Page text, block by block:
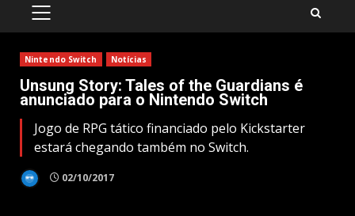
PRIMARY
Nintendo Switch Notícias
Unsung Story: Tales of the Guardians é
anunciado para o Nintendo Switch
Jogo de RPG tático financiado pelo Kickstarter
estará chegando também no Switch.
02/10/2017